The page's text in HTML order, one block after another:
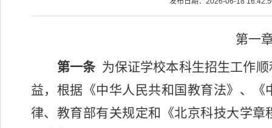
第一
第一条 为保证学校本科生招生工作
益，根据《中华人民共和国教育法》、
律、教育部有关规定和《北京科技大学